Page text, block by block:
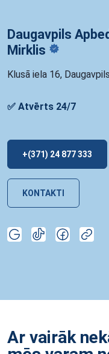
Daugavpils
Mirklis
Klusā iela 16,
✅ Atvērts 24/7
+(371) 24 877 333
KONTAKTI
Ar vairāk